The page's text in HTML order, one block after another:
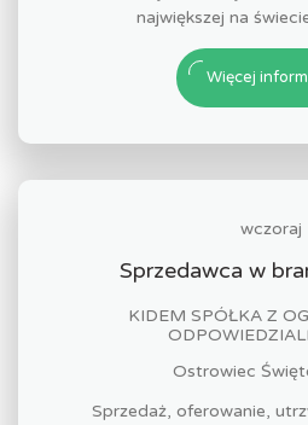
największej na
Więcej
wczoraj
Sprzedawca w
KIDEM SPÓŁKA Z
Ostrowiec
Sprzedaż, oferowanie,